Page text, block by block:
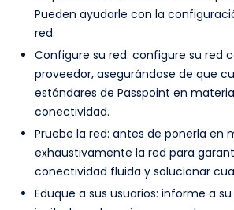
Pueden ayudarle con la
red.
Configure su red: configure su red
proveedor, asegurándose de que
estándares de Passpoint en
conectividad.
Pruebe la red: antes de ponerla en
exhaustivamente la red para
conectividad fluida y solucionar
Eduque a sus usuarios: informe a